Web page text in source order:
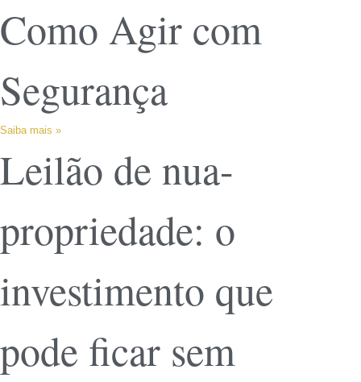
Como Agir com
Segurança
Saiba mais »
Leilão de nua-
propriedade: o
investimento que
pode ficar sem